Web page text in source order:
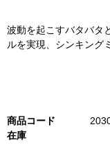
波動を起こすバタバタ
ルを実現、シンキング
商品コード
在庫